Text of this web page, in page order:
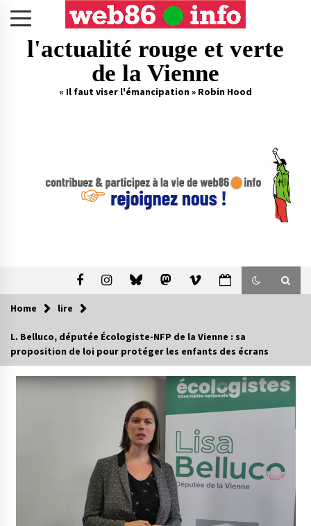
l'actualité rouge et verte
de la Vienne
« Il faut viser l'émancipation » Robin Hood
Home lire
L. Belluco, députée Écologiste-NFP de la Vienne : sa
proposition de loi pour protéger les enfants des écrans